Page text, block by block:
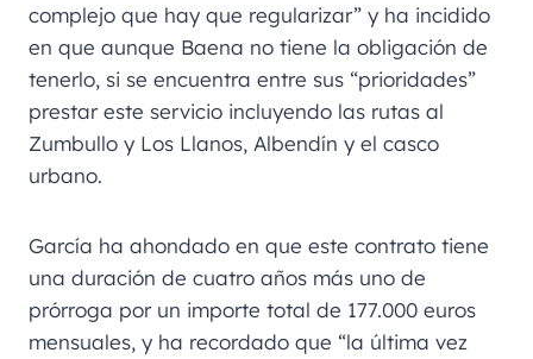
complejo que hay que regularizar” y ha incidido
en que aunque Baena no tiene la obligación de
tenerlo, si se encuentra entre sus “prioridades”
prestar este servicio incluyendo las rutas al
Zumbullo y Los Llanos, Albendín y el casco
urbano.
García ha ahondado en que este contrato tiene
una duración de cuatro años más uno de
prórroga por un importe total de 177.000 euros
mensuales, y ha recordado que “la última vez